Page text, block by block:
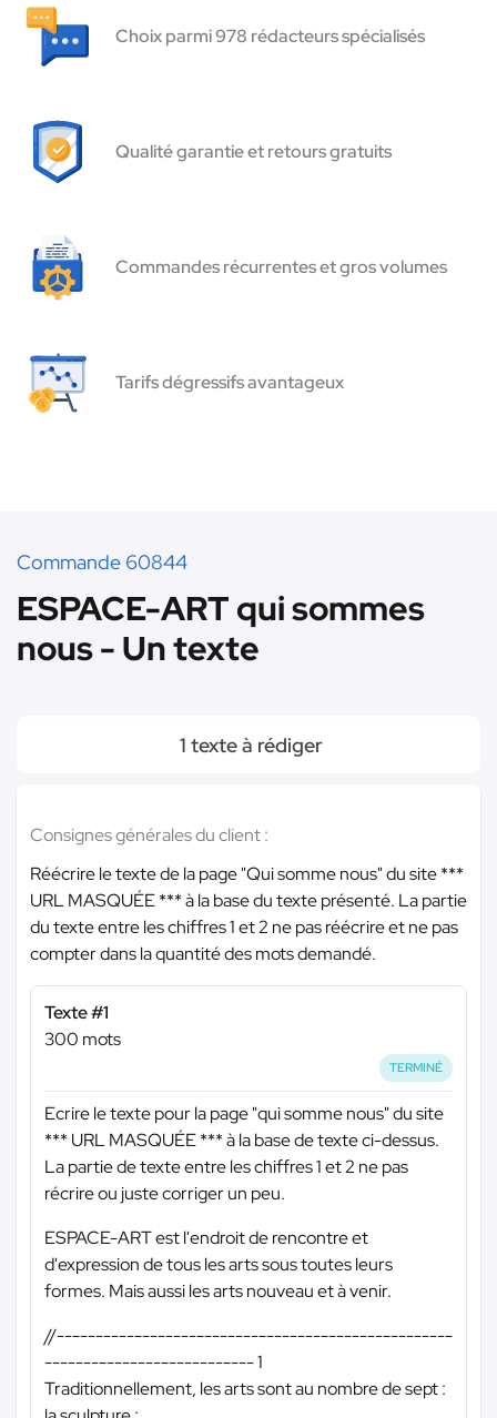
Choix parmi 978 rédacteurs spécialisés
Qualité garantie et retours gratuits
Commandes récurrentes et gros volumes
Tarifs dégressifs avantageux
Commande 60844
ESPACE-ART qui sommes
nous - Un texte
1 texte à rédiger
Consignes générales du client :
Réécrire le texte de la page "Qui somme nous" du site***
URL MASQUÉE ***à la base du texte présenté. La partie
du texte entre les chiffres 1 et 2 ne pas réécrire et ne pas
compter dans la quantité des mots demandé.
Texte #1
300 mots
TERMINÉ
Ecrire le texte pour la page "qui somme nous" du site
*** URL MASQUÉE ***à la base de texte ci-dessus.
La partie de texte entre les chiffres 1 et 2 ne pas
récrire ou juste corriger un peu.
ESPACE-ART est l'endroit de rencontre et
d'expression de tous les arts sous toutes leurs
formes. Mais aussi les arts nouveau et à venir.
//---------------------------------------------------
--------------------------- 1
Traditionnellement, les arts sont au nombre de sept :